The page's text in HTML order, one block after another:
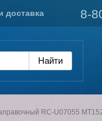
8-8-
доставка
RC-U07055